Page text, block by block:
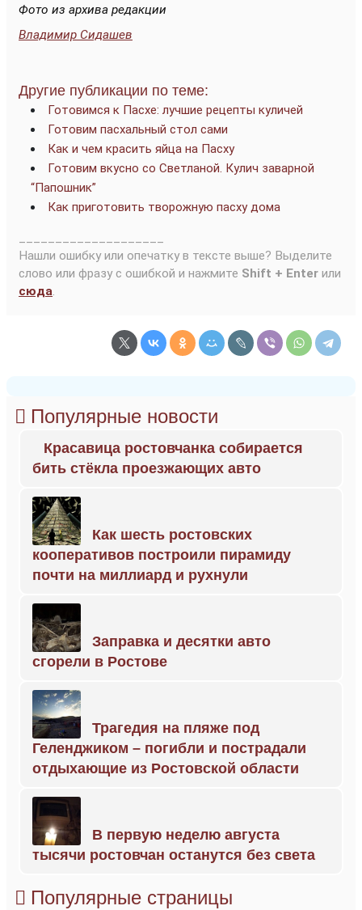
Фото из архива редакции
Владимир Сидашев
Другие публикации по теме:
Готовимся к Пасхе: лучшие рецепты куличей
Готовим пасхальный стол сами
Как и чем красить яйца на Пасху
Готовим вкусно со Светланой. Кулич заварной
“Папошник”
Как приготовить творожную пасху дома
Нашли ошибку или опечатку в тексте выше? Выделите
слово или фразу с ошибкой и нажмите Shift + Enter или
сюда.
Популярные новости
Красавица ростовчанка собирается
бить стёкла проезжающих авто
Как шесть ростовских
кооперативов построили пирамиду
почти на миллиард и рухнули
Заправка и десятки авто
сгорели в Ростове
Трагедия на пляже под
Геленджиком – погибли и пострадали
отдыхающие из Ростовской области
В первую неделю августа
тысячи ростовчан останутся без света
Популярные страницы